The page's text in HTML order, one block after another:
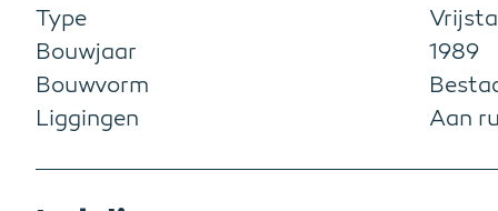
Type
Bouwjaar
1989
Bouwvorm
Liggingen
Aan